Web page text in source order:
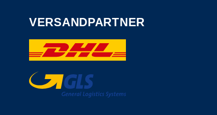
VERSANDPARTNER